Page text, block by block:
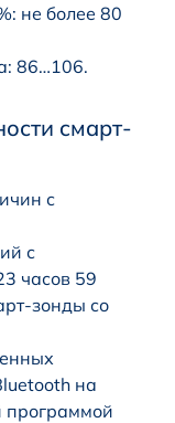
не более 80
86…106.
cмарт-
с
с
часов 59
зонды со
на
программой